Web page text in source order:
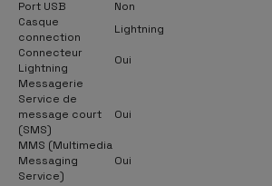
Port USB
Non
Casque
connection
Lightning
Connecteur
Lightning
Oui
Messagerie
Service de
message court
(SMS)
Oui
MMS (Multimedia
Messaging
Service)
Oui